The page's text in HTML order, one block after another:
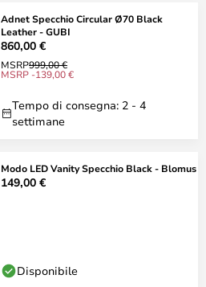
Adnet Specchio Circular Ø70 Black
Leather - GUBI
860,00 €
MSRP999,00 €
MSRP -139,00 €
Tempo di consegna: 2 - 4
settimane
Modo LED Vanity Specchio Black - Blomus
149,00 €
Disponibile